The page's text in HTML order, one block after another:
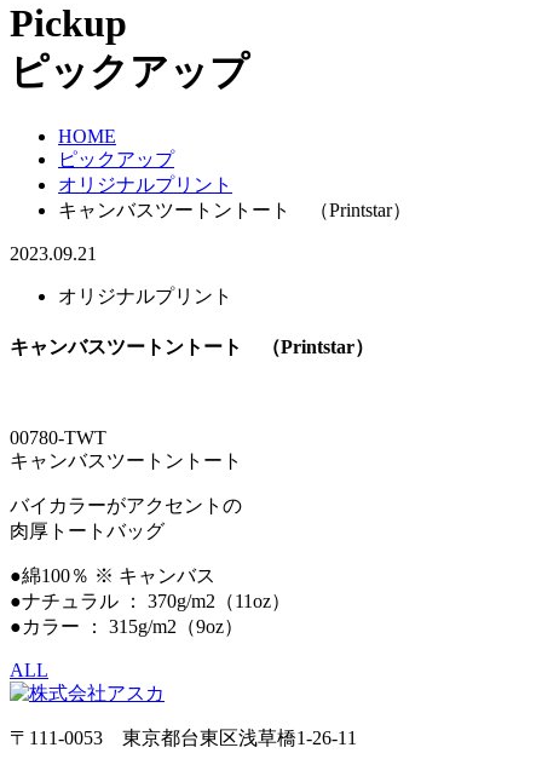
Pickup
ピックアップ
HOME
ピックアップ
オリジナルプリント
キャンバスツートントート （Printstar）
2023.09.21
オリジナルプリント
キャンバスツートントート （Printstar）
00780-TWT
キャンバスツートントート
バイカラーがアクセントの
肉厚トートバッグ
●綿100％ ※ キャンバス
●ナチュラル ： 370g/m2（11oz）
●カラー ： 315g/m2（9oz）
ALL
〒111-0053 東京都台東区浅草橋1-26-11